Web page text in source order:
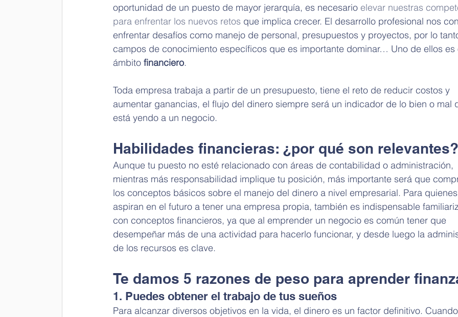
oportunidad de un puesto de mayor jerarquía, es necesario elevar nuestras
para enfrentar los nuevos retos que implica crecer. El desarrollo profesional nos
enfrentar desafíos como manejo de personal, presupuestos y proyectos, por lo
campos de conocimiento específicos que es importante dominar… Uno de ellos es
ámbito financiero.
Toda empresa trabaja a partir de un presupuesto, tiene el reto de reducir costos y
aumentar ganancias, el flujo del dinero siempre será un indicador de lo bien o mal
está yendo a un negocio.
Habilidades financieras: ¿por qué son relevantes?
Aunque tu puesto no esté relacionado con áreas de contabilidad o administración,
mientras más responsabilidad implique tu posición, más importante será que
los conceptos básicos sobre el manejo del dinero a nivel empresarial. Para quienes
aspiran en el futuro a tener una empresa propia, también es indispensable
con conceptos financieros, ya que al emprender un negocio es común tener que
desempeñar más de una actividad para hacerlo funcionar, y desde luego la
de los recursos es clave.
Te damos 5 razones de peso para aprender
1. Puedes obtener el trabajo de tus sueños
Para alcanzar diversos objetivos en la vida, el dinero es un factor definitivo. Cuando